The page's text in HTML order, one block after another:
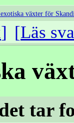
växter för
Läs
tar